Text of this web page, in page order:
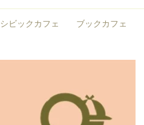
シビックカフェ ブックカフェ